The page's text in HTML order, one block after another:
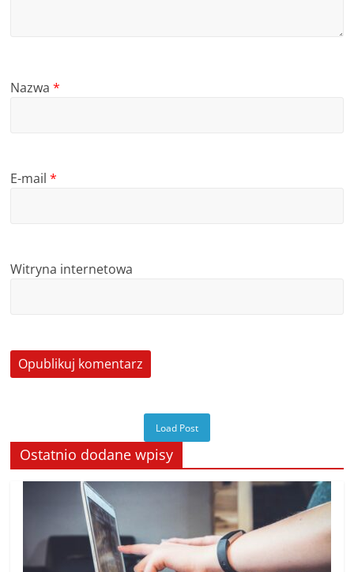
Nazwa*
E-mail*
Witryna internetowa
Load Post
Ostatnio dodane wpisy